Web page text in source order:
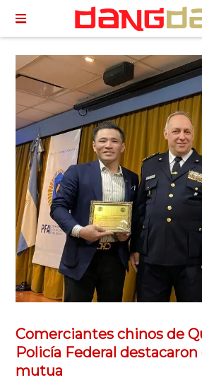
Comerciantes chinos de
Policía Federal
mutua